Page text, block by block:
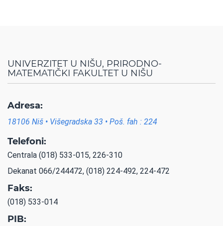
UNIVERZITET U NIŠU, PRIRODNO-
MATEMATIČKI FAKULTET U NIŠU
Adresa:
18106 Niš • Višegradska 33 • Poš. fah : 224
Telefoni:
Centrala (018) 533-015, 226-310
Dekanat 066/244472, (018) 224-492, 224-472
Faks:
(018) 533-014
PIB: